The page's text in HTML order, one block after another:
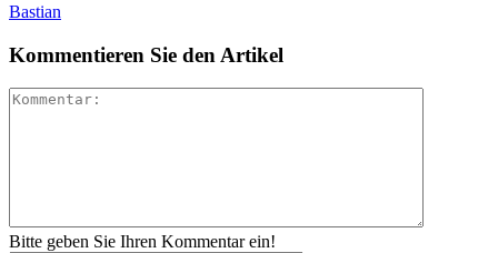
Bastian
Kommentieren Sie den Artikel
Bitte geben Sie Ihren Kommentar ein!